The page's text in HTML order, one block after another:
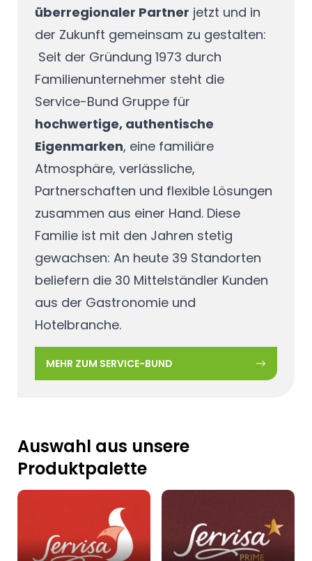
überregionaler Partner jetzt und in
der Zukunft gemeinsam zu gestalten:
Seit der Gründung 1973 durch
Familienunternehmer steht die
Service-Bund Gruppe für
hochwertige, authentische
Eigenmarken, eine familiäre
Atmosphäre, verlässliche,
Partnerschaften und flexible Lösungen
zusammen aus einer Hand. Diese
Familie ist mit den Jahren stetig
gewachsen: An heute 39 Standorten
beliefern die 30 Mittelständler Kunden
aus der Gastronomie und
Hotelbranche.
MEHR ZUM SERVICE-BUND
Auswahl aus unsere
Produktpalette